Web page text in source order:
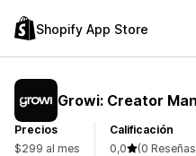
Shopify App Store
Growi: Creator
Precios
$299 al mes
Calificación
0,0
(0